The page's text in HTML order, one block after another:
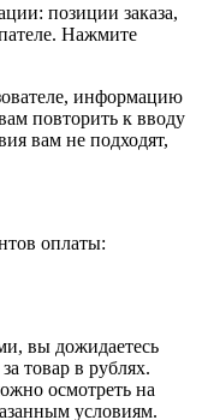
позиции заказа,
Нажмите
информацию
повторить к вводу
вам не подходят,
оплаты:
вы дожидаетесь
товар в рублях.
осмотреть на
условиям.